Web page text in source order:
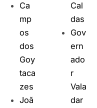
Ca
mp
os
dos
Goy
taca
zes
Joã
Cal
das
Gov
ern
ado
r
Vala
dar